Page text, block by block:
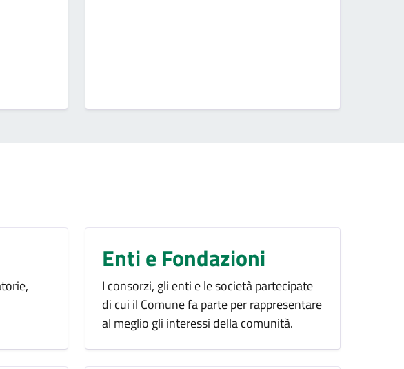
Enti e Fondazioni
I consorzi, gli enti e le società partecipate
di cui il Comune fa parte per rappresentare
al meglio gli interessi della comunità.